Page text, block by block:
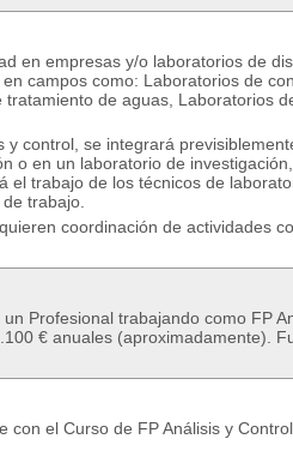
en empresas y/o laboratorios de
campos como: Laboratorios de
de aguas, Laboratorios
control, se integrará
o en un laboratorio de
el trabajo de los técnicos de
trabajo.
coordinación de actividades
un Profesional trabajando como FP
€ anuales (aproximadamente).
con el Curso de FP Análisis y